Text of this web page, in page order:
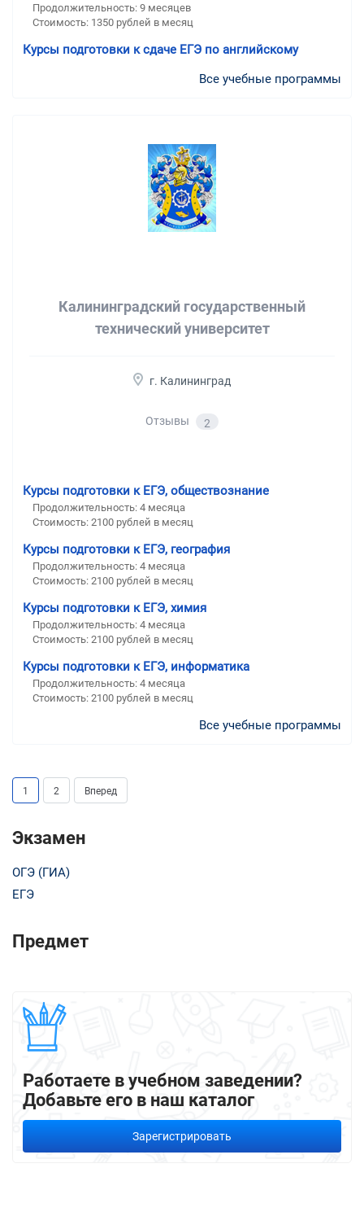
Продолжительность: 9 месяцев
Стоимость: 1350 рублей в месяц
Курсы подготовки к сдаче ЕГЭ по английскому
Все учебные программы
Калининградский государственный
технический университет
г. Калининград
Отзывы 2
Курсы подготовки к ЕГЭ, обществознание
Продолжительность: 4 месяца
Стоимость: 2100 рублей в месяц
Курсы подготовки к ЕГЭ, география
Продолжительность: 4 месяца
Стоимость: 2100 рублей в месяц
Курсы подготовки к ЕГЭ, химия
Продолжительность: 4 месяца
Стоимость: 2100 рублей в месяц
Курсы подготовки к ЕГЭ, информатика
Продолжительность: 4 месяца
Стоимость: 2100 рублей в месяц
Все учебные программы
1 2 Вперед
Экзамен
ОГЭ (ГИА)
ЕГЭ
Предмет
Работаете в учебном заведении?
Добавьте его в наш каталог
Зарегистрировать